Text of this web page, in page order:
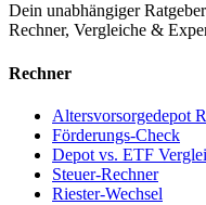
Dein unabhängiger
Rechner, Vergleiche &
Rechner
Altersvorsorgedepot
Förderungs-Check
Depot vs. ETF
Steuer-Rechner
Riester-Wechsel